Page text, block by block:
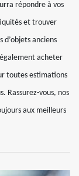
répondre à vos
et trouver
d’objets anciens
acheter
toutes estimations
Rassurez-vous, nos
aux meilleurs